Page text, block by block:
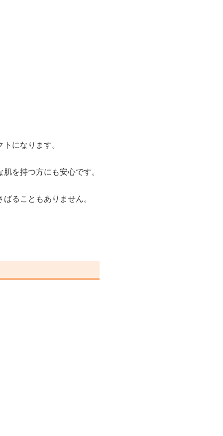
になります。
を持つ方にも安心です。
ることもありません。